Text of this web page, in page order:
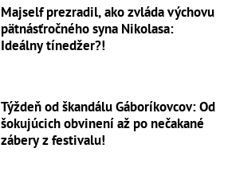
Majself prezradil, ako zvláda výchovu
pätnásťročného syna Nikolasa:
Ideálny tínedžer?!
Týždeň od škandálu Gáboríkovcov: Od
šokujúcich obvinení až po nečakané
zábery z festivalu!